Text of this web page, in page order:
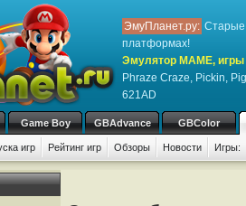
ЭмуПланет.ру: Старые
платформах!
Эмулятор MAME,
Phraze Craze, Pickin,
621AD
Game Boy GBAdvance GBColor
игр Рейтинг игр Обзоры Новости Игры: